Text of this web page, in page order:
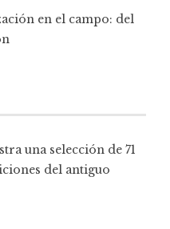
en el campo: del
una selección de 71
del antiguo